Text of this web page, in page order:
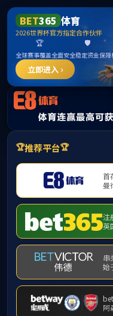
中国·必威(bw·
提示：访问地址无效
首页